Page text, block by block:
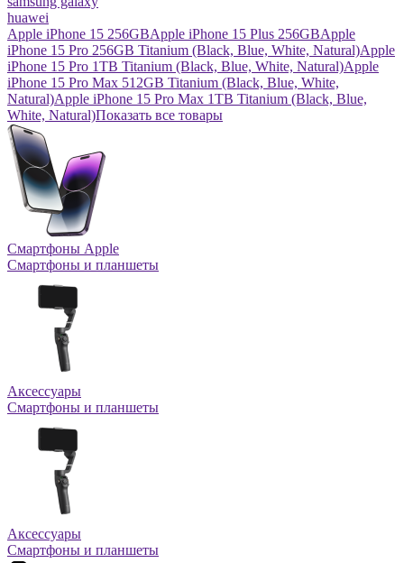
huawei
Apple iPhone 15 256GBApple iPhone 15 Plus 256GBApple
iPhone 15 Pro 256GB Titanium (Black, Blue, White, Natural)Apple
iPhone 15 Pro 1TB Titanium (Black, Blue, White, Natural)Apple
iPhone 15 Pro Max 512GB Titanium (Black, Blue, White,
Natural)Apple iPhone 15 Pro Max 1TB Titanium (Black, Blue,
White, Natural)Показать все товары
Смартфоны Apple
Смартфоны и планшеты
Аксессуары
Смартфоны и планшеты
Аксессуары
Смартфоны и планшеты